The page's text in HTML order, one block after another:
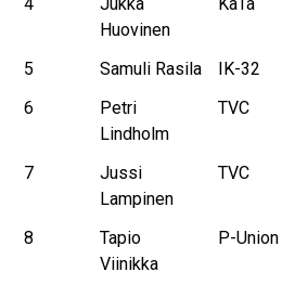
Huovinen
5 Samuli Rasila IK-32
6
Petri
Lindholm
TVC
7
Jussi
Lampinen
TVC
8
Tapio
Viinikka
P-Union